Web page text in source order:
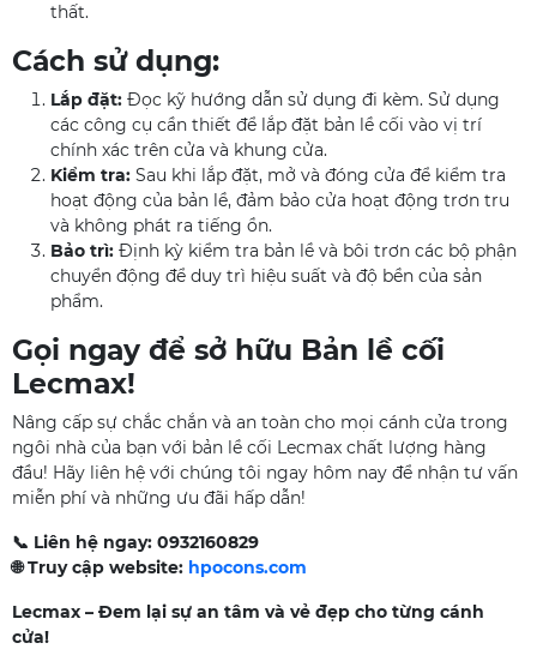
thất.
Cách sử dụng:
Lắp đặt: Đọc kỹ hướng dẫn sử dụng đi kèm. Sử dụng
các công cụ cần thiết để lắp đặt bản lề cối vào vị trí
chính xác trên cửa và khung cửa.
Kiểm tra: Sau khi lắp đặt, mở và đóng cửa để kiểm tra
hoạt động của bản lề, đảm bảo cửa hoạt động trơn tru
và không phát ra tiếng ồn.
Bảo trì: Định kỳ kiểm tra bản lề và bôi trơn các bộ phận
chuyển động để duy trì hiệu suất và độ bền của sản
phẩm.
Gọi ngay để sở hữu Bản lề cối
Lecmax!
Nâng cấp sự chắc chắn và an toàn cho mọi cánh cửa trong
ngôi nhà của bạn với bản lề cối Lecmax chất lượng hàng
đầu! Hãy liên hệ với chúng tôi ngay hôm nay để nhận tư vấn
miễn phí và những ưu đãi hấp dẫn!
📞 Liên hệ ngay: 0932160829
🌐 Truy cập website: hpocons.com
Lecmax – Đem lại sự an tâm và vẻ đẹp cho từng cánh
cửa!